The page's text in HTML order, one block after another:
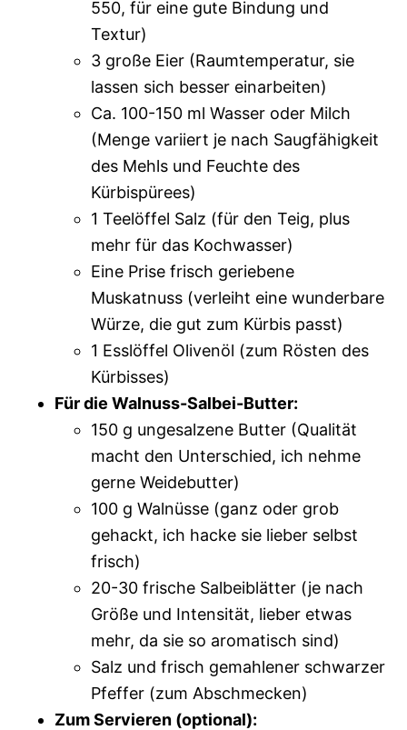
550, für eine gute Bindung und
Textur)
3 große Eier (Raumtemperatur, sie
lassen sich besser einarbeiten)
Ca. 100-150 ml Wasser oder Milch
(Menge variiert je nach Saugfähigkeit
des Mehls und Feuchte des
Kürbispürees)
1 Teelöffel Salz (für den Teig, plus
mehr für das Kochwasser)
Eine Prise frisch geriebene
Muskatnuss (verleiht eine wunderbare
Würze, die gut zum Kürbis passt)
1 Esslöffel Olivenöl (zum Rösten des
Kürbisses)
Für die Walnuss-Salbei-Butter:
150 g ungesalzene Butter (Qualität
macht den Unterschied, ich nehme
gerne Weidebutter)
100 g Walnüsse (ganz oder grob
gehackt, ich hacke sie lieber selbst
frisch)
20-30 frische Salbeiblätter (je nach
Größe und Intensität, lieber etwas
mehr, da sie so aromatisch sind)
Salz und frisch gemahlener schwarzer
Pfeffer (zum Abschmecken)
Zum Servieren (optional):